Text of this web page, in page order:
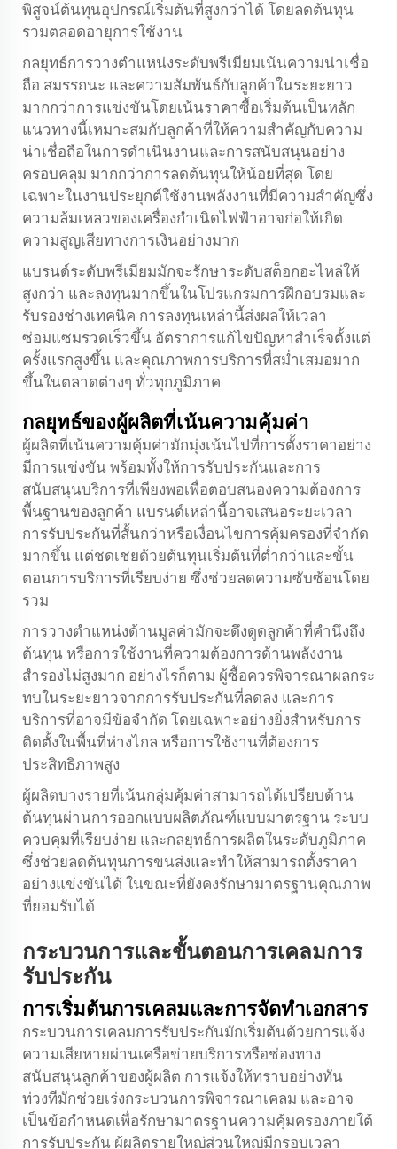
พิสูจน์ต้นทุนอุปกรณ์เริ่มต้นที่สูงกว่าได้ โดยลดต้นทุน
รวมตลอดอายุการใช้งาน
กลยุทธ์การวางตำแหน่งระดับพรีเมียมเน้นความน่าเชื่อ
ถือ สมรรถนะ และความสัมพันธ์กับลูกค้าในระยะยาว
มากกว่าการแข่งขันโดยเน้นราคาซื้อเริ่มต้นเป็นหลัก
แนวทางนี้เหมาะสมกับลูกค้าที่ให้ความสำคัญกับความ
น่าเชื่อถือในการดำเนินงานและการสนับสนุนอย่าง
ครอบคลุม มากกว่าการลดต้นทุนให้น้อยที่สุด โดย
เฉพาะในงานประยุกต์ใช้งานพลังงานที่มีความสำคัญซึ่ง
ความล้มเหลวของเครื่องกำเนิดไฟฟ้าอาจก่อให้เกิด
ความสูญเสียทางการเงินอย่างมาก
แบรนด์ระดับพรีเมียมมักจะรักษาระดับสต็อกอะไหล่ให้
สูงกว่า และลงทุนมากขึ้นในโปรแกรมการฝึกอบรมและ
รับรองช่างเทคนิค การลงทุนเหล่านี้ส่งผลให้เวลา
ซ่อมแซมรวดเร็วขึ้น อัตราการแก้ไขปัญหาสำเร็จตั้งแต่
ครั้งแรกสูงขึ้น และคุณภาพการบริการที่สม่ำเสมอมาก
ขึ้นในตลาดต่างๆ ทั่วทุกภูมิภาค
กลยุทธ์ของผู้ผลิตที่เน้นความคุ้มค่า
ผู้ผลิตที่เน้นความคุ้มค่ามักมุ่งเน้นไปที่การตั้งราคาอย่าง
มีการแข่งขัน พร้อมทั้งให้การรับประกันและการ
สนับสนุนบริการที่เพียงพอเพื่อตอบสนองความต้องการ
พื้นฐานของลูกค้า แบรนด์เหล่านี้อาจเสนอระยะเวลา
การรับประกันที่สั้นกว่าหรือเงื่อนไขการคุ้มครองที่จำกัด
มากขึ้น แต่ชดเชยด้วยต้นทุนเริ่มต้นที่ต่ำกว่าและขั้น
ตอนการบริการที่เรียบง่าย ซึ่งช่วยลดความซับซ้อนโดย
รวม
การวางตำแหน่งด้านมูลค่ามักจะดึงดูดลูกค้าที่คำนึงถึง
ต้นทุน หรือการใช้งานที่ความต้องการด้านพลังงาน
สำรองไม่สูงมาก อย่างไรก็ตาม ผู้ซื้อควรพิจารณาผลกระ
ทบในระยะยาวจากการรับประกันที่ลดลง และการ
บริการที่อาจมีข้อจำกัด โดยเฉพาะอย่างยิ่งสำหรับการ
ติดตั้งในพื้นที่ห่างไกล หรือการใช้งานที่ต้องการ
ประสิทธิภาพสูง
ผู้ผลิตบางรายที่เน้นกลุ่มคุ้มค่าสามารถได้เปรียบด้าน
ต้นทุนผ่านการออกแบบผลิตภัณฑ์แบบมาตรฐาน ระบบ
ควบคุมที่เรียบง่าย และกลยุทธ์การผลิตในระดับภูมิภาค
ซึ่งช่วยลดต้นทุนการขนส่งและทำให้สามารถตั้งราคา
อย่างแข่งขันได้ ในขณะที่ยังคงรักษามาตรฐานคุณภาพ
ที่ยอมรับได้
กระบวนการและขั้นตอนการเคลมการ
รับประกัน
การเริ่มต้นการเคลมและการจัดทำเอกสาร
กระบวนการเคลมการรับประกันมักเริ่มต้นด้วยการแจ้ง
ความเสียหายผ่านเครือข่ายบริการหรือช่องทาง
สนับสนุนลูกค้าของผู้ผลิต การแจ้งให้ทราบอย่างทัน
ท่วงทีมักช่วยเร่งกระบวนการพิจารณาเคลม และอาจ
เป็นข้อกำหนดเพื่อรักษามาตรฐานความคุ้มครองภายใต้
การรับประกัน ผู้ผลิตรายใหญ่ส่วนใหญ่มีกรอบเวลา